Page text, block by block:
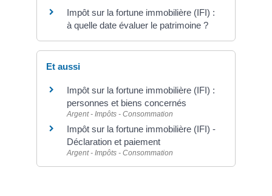
Impôt sur la fortune immobilière (IFI) :
à quelle date évaluer le patrimoine ?
Et aussi
Impôt sur la fortune immobilière (IFI) :
personnes et biens concernés
Argent - Impôts - Consommation
Impôt sur la fortune immobilière (IFI) -
Déclaration et paiement
Argent - Impôts - Consommation